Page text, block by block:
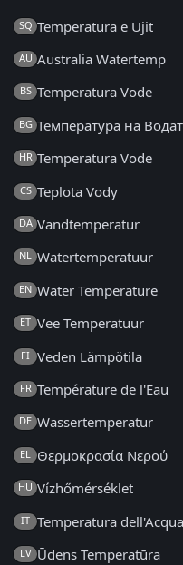
SQ Temperatura e Ujit
AU Australia Watertemp
BS Temperatura Vode
BG Температура на
HR Temperatura Vode
CS Teplota Vody
DA Vandtemperatur
NL Watertemperatuur
EN Water Temperature
ET Vee Temperatuur
FI Veden Lämpötila
FR Température de l'Eau
DE Wassertemperatur
EL Θερμοκρασία Νερού
HU Vízhőmérséklet
IT Temperatura dell'Acqua
LV Ūdens Temperatūra